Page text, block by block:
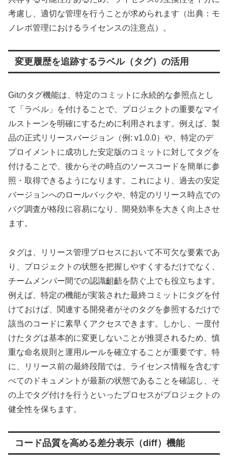
考慮し、適切な管理を行うことが求められます（出典：モ
ノレポ管理におけるライセンスの注意点）。
変更履歴を追跡するラベル（タグ）の活用
Gitのタグ機能は、特定のコミットに永続的な参照点とし
て「ラベル」を付けることで、プロジェクトの重要なマイ
ルストーンを明確にするために利用されます。例えば、製
品の正式リリースバージョン（例: v1.0.0）や、特定のデ
プロイメントに成功した安定版のコミットに対してタグを
付けることで、後からその時点のソースコードを簡単に参
照・取得できるようになります。これにより、過去の安定
バージョンへのロールバックや、特定のリリース時点での
バグ調査が格段に容易になり、開発効率を大きく向上させ
ます。
タグは、リリース管理プロセスにおいて不可欠な要素であ
り、プロジェクトの状態を把握しやすくするだけでなく、
チームメンバー間での認識齟齬を防ぐ上でも役立ちます。
例えば、特定の機能が実装された最終コミットにタグを付
けておけば、関連する開発者がそのタグを参照するだけで
該当のコードに素早くアクセスできます。しかし、一度付
けたタグは基本的に変更しないことが推奨されるため、慎
重な命名規則と運用ルールを確立することが重要です。特
に、リリース前の最終段階では、ライセンス情報を含むす
べてのドキュメントが最新の状態であることを確認し、そ
の上でタグ付けを行うといったプロセスがプロジェクトの
健全性を保ちます。
コード品質を高める差分表示（diff）機能